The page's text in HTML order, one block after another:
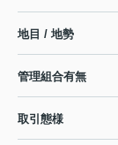
地目 / 地勢
管理組合有無
取引態様